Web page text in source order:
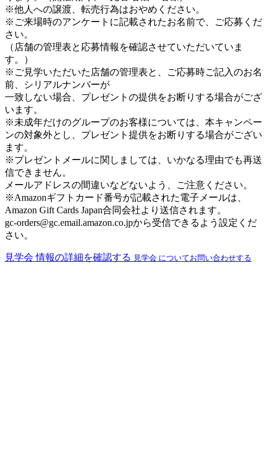
※他人への譲渡、転売行為はおやめください。
※ご来場時のアンケートに記載されたお名前で、ご応募くだ
さい。
（店舗の管理表と応募情報を確認させていただいていま
す。）
※ご見学いただいた店舗の管理表と、ご応募時ご記入のお名
前、シリアルナンバーが
一致しない場合、プレゼントの提供をお断りする場合がござ
います。
※未成年だけのグループのお客様については、本キャンペー
ンの対象外とし、プレゼント提供をお断りする場合がござい
ます。
※プレゼントメールに関しましては、いかなる理由でも再送
信できません。
メールアドレスの間違いなどないよう、ご注意ください。
※Amazonギフトカード番号が記載された電子メールは、
Amazon Gift Cards Japan合同会社より送信されます。
gc-orders@gc.email.amazon.co.jpから受信できるよう設定くだ
さい。
見学会 情報の詳細を確認する 見学会 についてお問い合わせする